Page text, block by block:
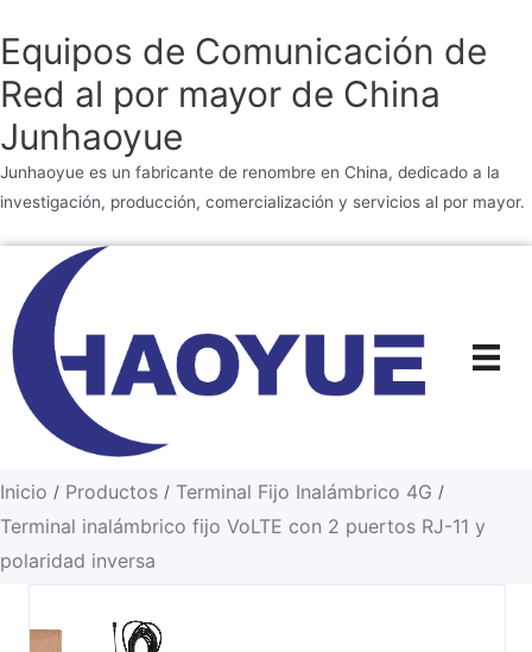
Equipos de Comunicación de
Red al por mayor de China
Junhaoyue
Junhaoyue es un fabricante de renombre en China, dedicado a la
investigación, producción, comercialización y servicios al por mayor.
contenido
Inicio / Productos / Terminal Fijo Inalámbrico 4G /
Terminal inalámbrico fijo VoLTE con 2 puertos RJ-11 y
polaridad inversa